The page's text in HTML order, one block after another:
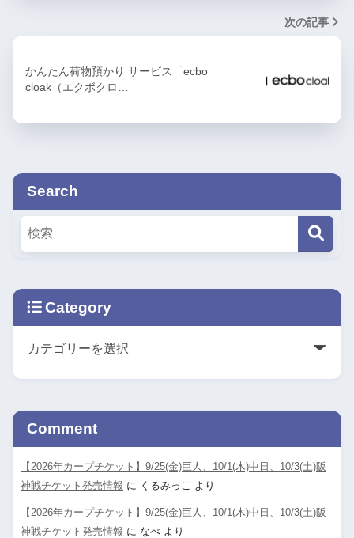
次の記事
かんたん荷物預かり サービス「ecbo
cloak（エクボクロ…
Search
Category
Comment
【2026年カープチケット】9/25(金)巨人、10/1(木)中日、10/3(土)阪
神戦チケット発売情報 に くるみっこ より
【2026年カープチケット】9/25(金)巨人、10/1(木)中日、10/3(土)阪
神戦チケット発売情報 に なべ より